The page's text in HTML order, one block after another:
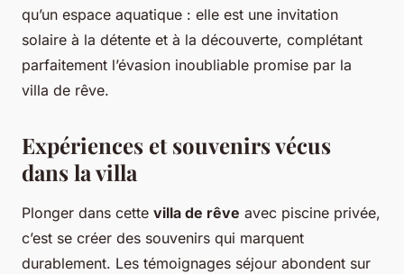
qu’un espace aquatique : elle est une invitation
solaire à la détente et à la découverte, complétant
parfaitement l’évasion inoubliable promise par la
villa de rêve.
Expériences et souvenirs vécus
dans la villa
Plonger dans cette villa de rêve avec piscine privée,
c’est se créer des souvenirs qui marquent
durablement. Les témoignages séjour abondent sur